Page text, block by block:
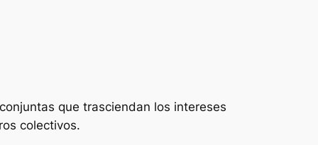
que trasciendan los intereses
colectivos.